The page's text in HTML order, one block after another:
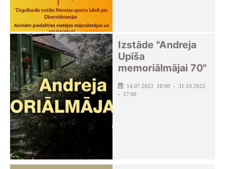
Izstāde "Andreja
Upīša
memoriālmājai 70"
14.07.2022 10:00 - 31.10.2022
- 17:00